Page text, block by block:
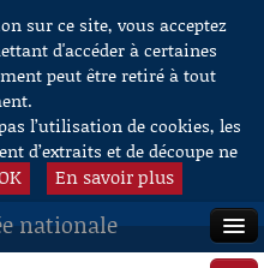
sur ce site, vous acceptez
d'accéder à certaines
peut être retiré à tout
l’utilisation de cookies, les
d’extraits et de découpe ne
En savoir plus
nationale